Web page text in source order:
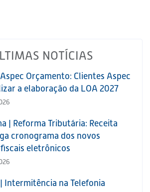
NOTÍCIAS
Orçamento: Clientes Aspec
a elaboração da LOA 2027
| Reforma Tributária: Receita
cronograma dos novos
eletrônicos
Intermitência na Telefonia